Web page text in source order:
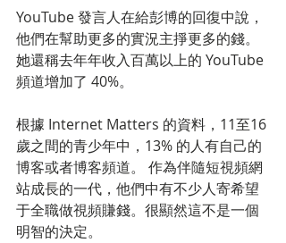
YouTube 發言人在給彭博的回復中說，
他們在幫助更多的實況主掙更多的錢。
她還稱去年年收入百萬以上的 YouTube
頻道增加了 40%。
根據 Internet Matters 的資料，11至16
歲之間的青少年中，13% 的人有自己的
博客或者博客頻道。 作為伴隨短視頻網
站成長的一代，他們中有不少人寄希望
于全職做視頻賺錢。很顯然這不是一個
明智的決定。